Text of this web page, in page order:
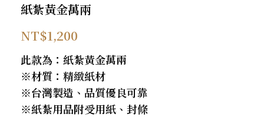
紙紮黃金萬兩
NT$1,200
此款為：紙紮黃金萬兩
※材質：精緻紙材
※台灣製造、品質優良可靠
※紙紮用品附受用紙、封條